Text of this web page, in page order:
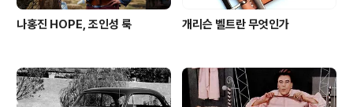
나홍진 HOPE, 조인성 룩 개리슨 벨트란 무엇인가